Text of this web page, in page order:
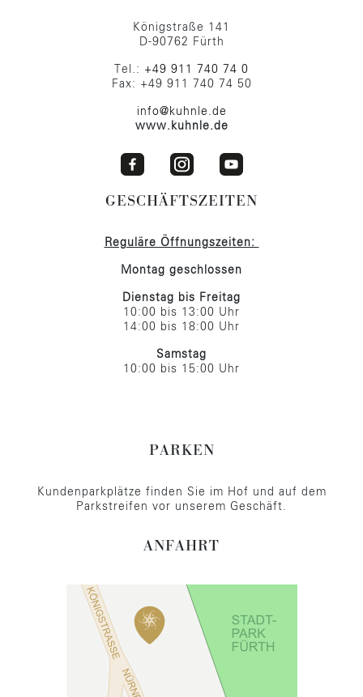
Königstraße 141
D-90762 Fürth
Tel.: +49 911 740 74 0
Fax: +49 911 740 74 50
info@kuhnle.de
www.kuhnle.de
GESCHÄFTSZEITEN
Reguläre Öffnungszeiten:
Montag geschlossen
Dienstag bis Freitag
10:00 bis 13:00 Uhr
14:00 bis 18:00 Uhr
Samstag
10:00 bis 15:00 Uhr
PARKEN
Kundenparkplätze finden Sie im Hof und auf dem
Parkstreifen vor unserem Geschäft.
ANFAHRT